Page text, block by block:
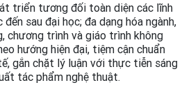
triển tương đối toàn diện các lĩnh
sau đại học; đa dạng hóa ngành,
chương trình và giáo trình không
hướng hiện đại, tiệm cận chuẩn
gắn chặt lý luận với thực tiễn sáng
tác phẩm nghệ thuật.